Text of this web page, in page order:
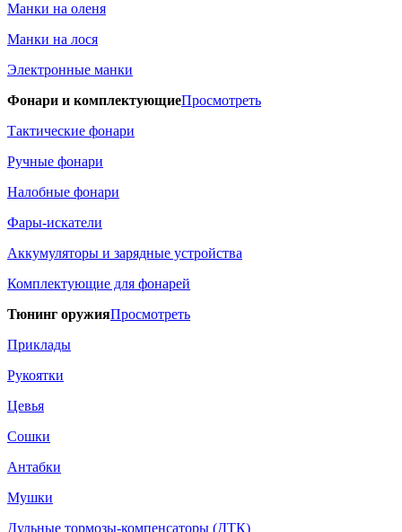
Манки на оленя
Манки на лося
Электронные манки
Фонари и комплектующиеПросмотреть
Тактические фонари
Ручные фонари
Налобные фонари
Фары-искатели
Аккумуляторы и зарядные устройства
Комплектующие для фонарей
Тюнинг оружияПросмотреть
Приклады
Рукоятки
Цевья
Сошки
Антабки
Мушки
Дульные тормозы-компенсаторы (ДТК)